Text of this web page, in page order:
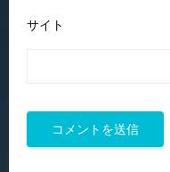
サイト